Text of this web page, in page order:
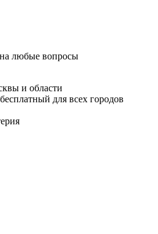
любые вопросы
и области
для всех городов